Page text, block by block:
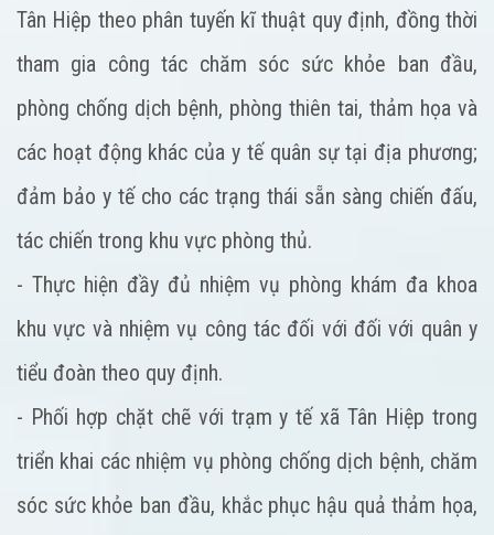
Tân Hiệp theo phân tuyến kĩ thuật quy định, đồng thời
tham gia công tác chăm sóc sức khỏe ban đầu,
phòng chống dịch bệnh, phòng thiên tai, thảm họa và
các hoạt động khác của y tế quân sự tại địa phương;
đảm bảo y tế cho các trạng thái sẵn sàng chiến đấu,
tác chiến trong khu vực phòng thủ.
- Thực hiện đầy đủ nhiệm vụ phòng khám đa khoa
khu vực và nhiệm vụ công tác đối với đối với quân y
tiểu đoàn theo quy định.
- Phối hợp chặt chẽ với trạm y tế xã Tân Hiệp trong
triển khai các nhiệm vụ phòng chống dịch bệnh, chăm
sóc sức khỏe ban đầu, khắc phục hậu quả thảm họa,